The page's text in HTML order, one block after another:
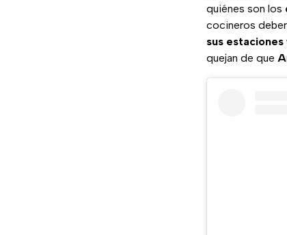
quiénes son los
cocineros
sus
quejan de que